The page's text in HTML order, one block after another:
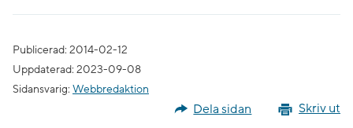
Publicerad: 2014-02-12
Uppdaterad: 2023-09-08
Sidansvarig: Webbredaktion
Skriv ut
Dela sidan